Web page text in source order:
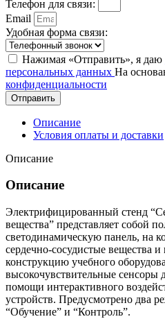
Телефон для связи:
Email
Удобная форма связи:
Нажимая «Отправить», я даю
персональных данных На
конфиденциальности
Отправить
Описание
Условия оплаты и доставки
Описание
Описание
Электрифицированный стенд
вещества” представляет собой
светодинамическую панель, на
сердечно-сосудистые вещества
конструкцию учебного
высокочувствительные сенсоры
помощи интерактивного
устройств. Предусмотрено два
“Обучение” и “Контроль”.